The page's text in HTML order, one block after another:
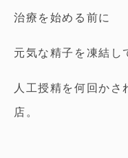
治療を始める前に
元気な精子を凍結し
人工授精を何回か
店。